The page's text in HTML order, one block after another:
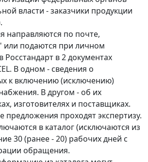
власти - заказчики продукции
направляются по почте,
или подаются при личном
в 2 документах
В одном - сведения о
к включению (исключению)
В другом - об их
изготовителях и поставщиках.
предложения проходят экспертизу.
в каталог (исключаются из
30 (ранее - 20) рабочих дней с
обращения.